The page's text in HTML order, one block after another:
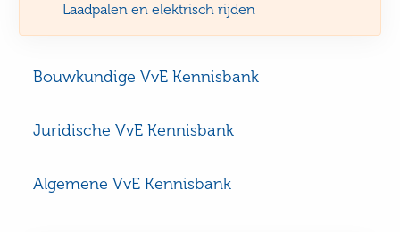
Laadpalen en elektrisch rijden
Bouwkundige VvE Kennisbank
Juridische VvE Kennisbank
Algemene VvE Kennisbank